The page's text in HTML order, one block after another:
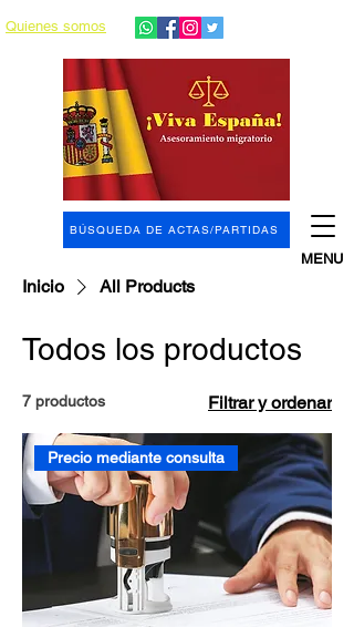
Quienes somos
BÚSQUEDA DE ACTAS/PARTIDAS
MENU
Inicio All Products
Todos los productos
7 productos Filtrar y ordenar
Precio mediante consulta